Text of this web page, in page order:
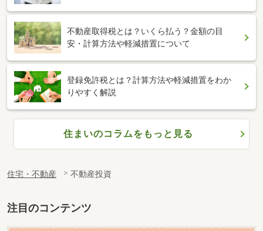
不動産取得税とは？いくら払う？金額の目
安・計算方法や軽減措置について
登録免許税とは？計算方法や軽減措置をわか
りやすく解説
住まいのコラムをもっと見る
住宅・不動産 不動産投資
注目のコンテンツ